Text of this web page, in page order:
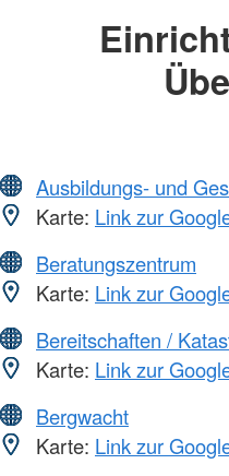
Ausbildungs- und
Karte: Link zur
Beratungszentrum
Karte: Link zur
Bereitschaften /
Karte: Link zur
Bergwacht
Karte: Link zur